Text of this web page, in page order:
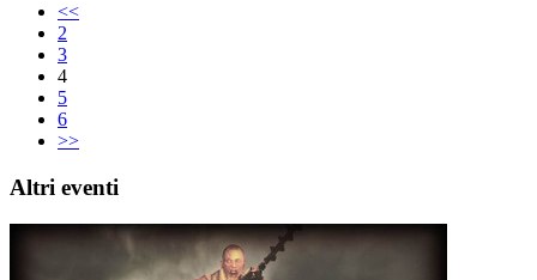
<<
2
3
4
5
6
>>
Altri eventi